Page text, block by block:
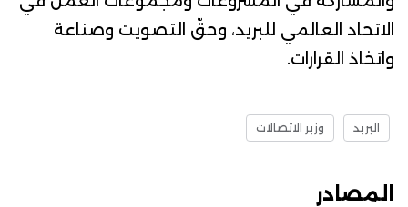
الاتحاد العالمي للبريد، وحقّ التصويت وصناعة
واتخاذ القرارات.
البريد وزير الاتصالات
المصادر